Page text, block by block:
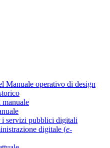
Manuale operativo di design
manuale
i servizi pubblici digitali
digitale (e-